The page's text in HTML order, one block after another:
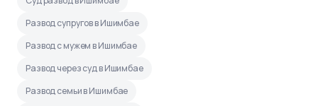
Развод супругов в Ишимбае
Развод с мужем в Ишимбае
Развод через суд в Ишимбае
Развод семьи в Ишимбае